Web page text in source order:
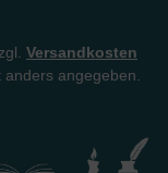
Versandkosten
angegeben.